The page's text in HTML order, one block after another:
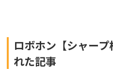
ロボホン【シャー
れた記事